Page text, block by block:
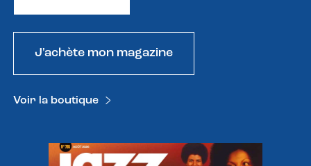
J'achète mon magazine
Voir la boutique